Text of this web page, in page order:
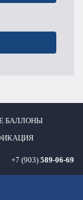
БАЛЛОНЫ
+7 (903) 589-06-69